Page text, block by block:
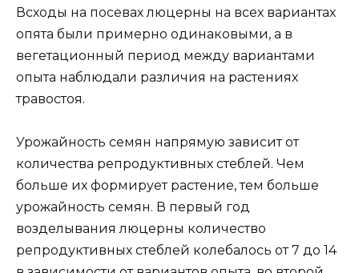
Всходы на посевах люцерны на всех вариантах
опята были примерно одинаковыми, а в
вегетационный период между вариантами
опыта наблюдали различия на растениях
травостоя.
Урожайность семян напрямую зависит от
количества репродуктивных стеблей. Чем
больше их формирует растение, тем больше
урожайность семян. В первый год
возделывания люцерны количество
репродуктивных стеблей колебалось от 7 до 14